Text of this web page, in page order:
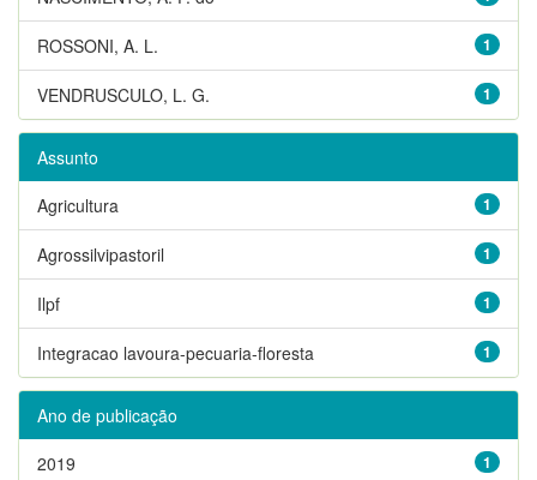
1
ROSSONI, A. L.
1
VENDRUSCULO, L. G.
Assunto
1
Agricultura
1
Agrossilvipastoril
1
Ilpf
1
Integracao lavoura-pecuaria-floresta
Ano de publicação
1
2019